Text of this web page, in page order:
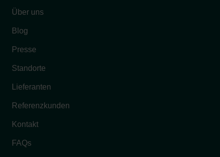
Über uns
Blog
Presse
Standorte
Lieferanten
Referenzkunden
Kontakt
FAQs